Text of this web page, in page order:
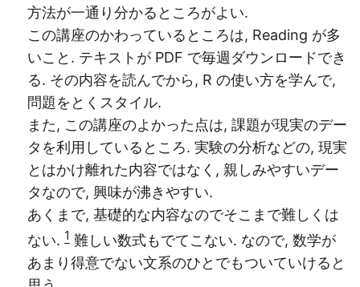
方法が一通り分かるところがよい.
この講座のかわっているところは, Reading が多
いこと. テキストが PDF で毎週ダウンロードでき
る. その内容を読んでから, R の使い方を学んで,
問題をとくスタイル.
また, この講座のよかった点は, 課題が現実のデー
タを利用しているところ. 実験の分析などの, 現実
とはかけ離れた内容ではなく, 親しみやすいデー
タなので, 興味が沸きやすい.
あくまで, 基礎的な内容なのでそこまで難しくは
ない. 1 難しい数式もでてこない. なので, 数学が
あまり得意でない文系のひとでもついていけると